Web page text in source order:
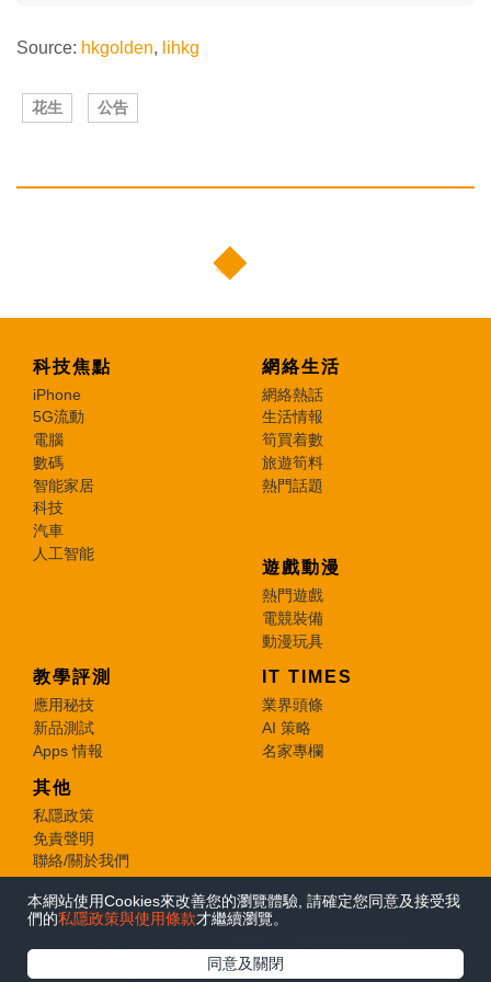
本網站使用Cookies來改善您的瀏覽體驗, 請確定您同意及接受我
們的私隱政策與使用條款才繼續瀏覽。
同意及關閉
Source: hkgolden, lihkg
花生 公告
科技焦點
iPhone
5G流動
電腦
數碼
智能家居
科技
汽車
人工智能
網絡生活
網絡熱話
生活情報
筍買着數
旅遊筍料
熱門話題
遊戲動漫
熱門遊戲
電競裝備
動漫玩具
教學評測
應用秘技
新品測試
Apps 情報
IT TIMES
業界頭條
AI 策略
名家專欄
其他
私隱政策
免責聲明
聯絡/關於我們
© 2026 e-zone. All Rights Reserved.